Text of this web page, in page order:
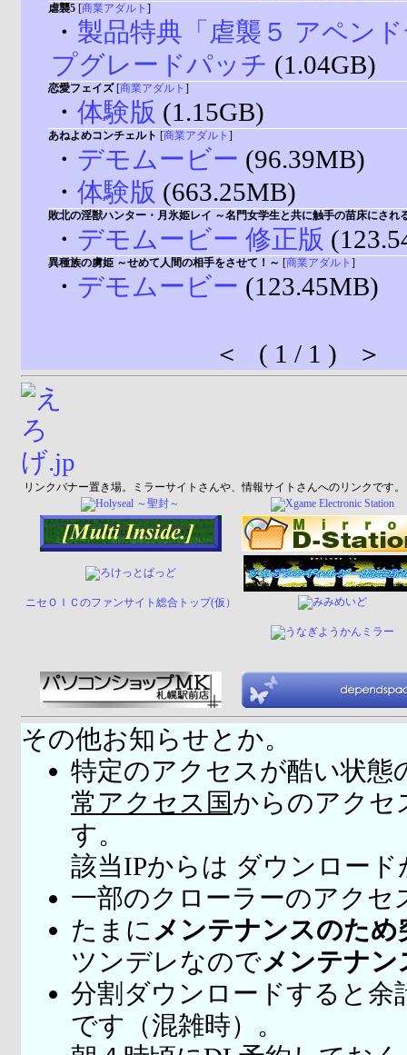
虐襲5 [商業アダルト ]
・ 製品特典「虐襲５ アペン
プグレードパッチ (1.04GB)
恋愛フェイズ[商業アダルト ]
・ 体験版 (1.15GB)
あねよめコンチェルト [商業アダルト ]
・ デモムービー (96.39MB)
・ 体験版 (663.25MB)
敗北の淫獣ハンター・月氷姫レイ ～名門女学生と共に触手の苗床にされ
・ デモムービー 修正版
異種族の虜姫 ～せめて人間の相手をさせて！～ [商業アダルト ]
・ デモムービー (123.45MB)
＜ ( 1 / 1 ) ＞
リンクバナー置き場。ミラーサイトさんや、情報サイトさんへのリンクです。
ニセＯＩＣのファンサイト総合トップ(仮）
その他お知らせとか。
特定のアクセスが酷い状態
常アクセス国からのアクセ
す。
該当IPからは ダウンロー
一部のクローラーのアクセ
たまに メンテナンスのため
ツンデレなのでメンテナ
分割ダウンロードすると余
です（混雑時）。